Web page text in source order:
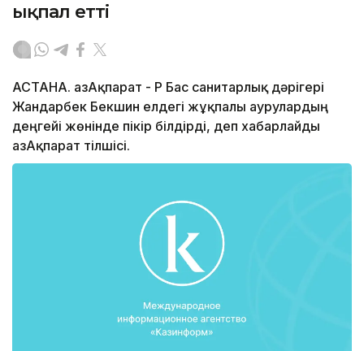
ықпал етті
АСТАНА. ҚазАқпарат - ҚР Бас санитарлық дәрігері
Жандарбек Бекшин елдегі жұқпалы аурулардың
деңгейі жөнінде пікір білдірді, деп хабарлайды
ҚазАқпарат тілшісі.